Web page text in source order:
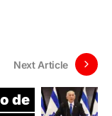
Next Article
de